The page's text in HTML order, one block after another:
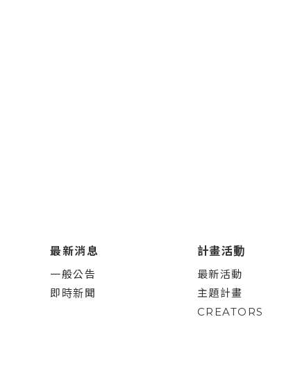
最新消息
一般公告
即時新聞
計畫活動
最新活動
主題計畫
CREATORS